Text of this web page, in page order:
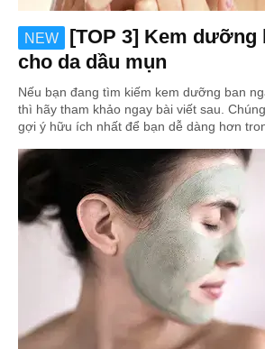
NEW
[TOP 3] Kem dưỡng
cho da dầu mụn
Nếu bạn đang tìm kiếm kem dưỡng ban
thì hãy tham khảo ngay bài viết sau.
gợi ý hữu ích nhất để bạn dễ dàng hơn